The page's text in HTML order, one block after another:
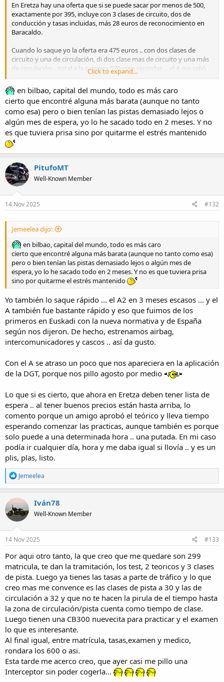
En Eretza hay una oferta que si se puede sacar por menos de 500,
exactamente por 395, incluye con 3 clases de circuito, dos de
conducción y tasas incluidas, más 28 euros de reconocimiento en
Baracaldo.
Cuando lo saque yo la oferta era 475 euros .. con dos clases de
circuito y una de circulación, di dos clase mas de circuito y una más
de circulación .. total a la primera 570 creo recordar ... el A me salió
380 todo incluido, hasta el reconocimiento medico.
Creo que es la autoescuela más barata de aquí y con mejor índice de
aprobados ..
P.D. La Kawa mola más .. japos al poder
Click to expand...
en bilbao, capital del mundo, todo es más caro
cierto que encontré alguna más barata (aunque no tanto
como esa) pero o bien tenían las pistas demasiado lejos o
algún mes de espera, yo lo he sacado todo en 2 meses. Y no
es que tuviera prisa sino por quitarme el estrés mantenido
PitufoMT
Well-Known Member
14 Nov 2025 #132
Jemeelea dijo:
en bilbao, capital del mundo, todo es más caro
cierto que encontré alguna más barata (aunque no tanto como esa)
pero o bien tenían las pistas demasiado lejos o algún mes de
espera, yo lo he sacado todo en 2 meses. Y no es que tuviera prisa
sino por quitarme el estrés mantenido
Yo también lo saque rápido ... el A2 en 3 meses escasos ... y el
A también fue bastante rápido y eso que fuimos de los
primeros en Euskadi con la nueva normativa y de España
según nos dijeron. De hecho, estrenamos airbag,
intercomunicadores y cascos .. así da gusto.
Con el A se atraso un poco que nos apareciera en la aplicación
de la DGT, porque nos pillo agosto por medio
Lo que si es cierto, que ahora en Eretza deben tener lista de
espera .. al tener buenos precios están hasta arriba, lo
comento porque un amigo aprobó el teórico y lleva tiempo
esperando comenzar las practicas, aunque también es porque
solo puede a una determinada hora .. una putada. En mi caso
podía ir cualquier día, hora y me daba igual si llovía .. y es un
plis, plas, listo.
R
e
a
c
t
i
o
n
s
Jemeelea
Iván78
Well-Known Member
14 Nov 2025 #133
Por aqui otro tanto, la que creo que me quedare son 299
matricula, te dan la tramitación, los test, 2 teoricos y 3 clases
de pista. Luego ya tienes las tasas a parte de tráfico y lo que
creo mas me convence es las clases de pista a 30 y las de
circulación a 32 y que no te hacen la pirula de el tiempo hasta
la zona de circulación/pista cuenta como tiempo de clase.
Luego tienen una CB300 nuevecita para practicar y el examen
lo que es interesante.
Al final igual, entre matrícula, tasas,examen y medico,
rondara los 600 o asi.
Esta tarde me acerco creo, que ayer casi me pillo una
Interceptor sin poder cogerla...